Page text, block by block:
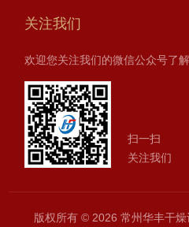
关注我们
欢迎您关注我们的微信公众号了
扫一扫
关注我们
版权所有 © 2026 常州华丰干